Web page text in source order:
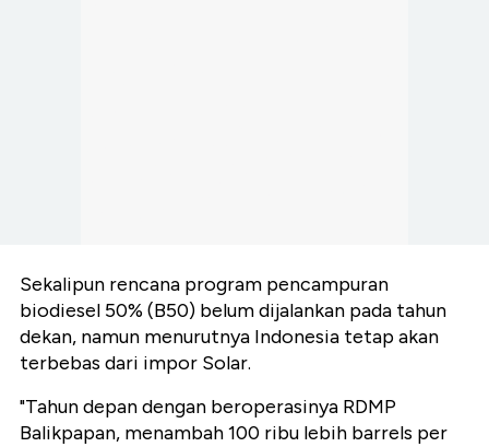
Sekalipun rencana program pencampuran
biodiesel 50% (B50) belum dijalankan pada tahun
dekan, namun menurutnya Indonesia tetap akan
terbebas dari impor Solar.
"Tahun depan dengan beroperasinya RDMP
Balikpapan, menambah 100 ribu lebih barrels per